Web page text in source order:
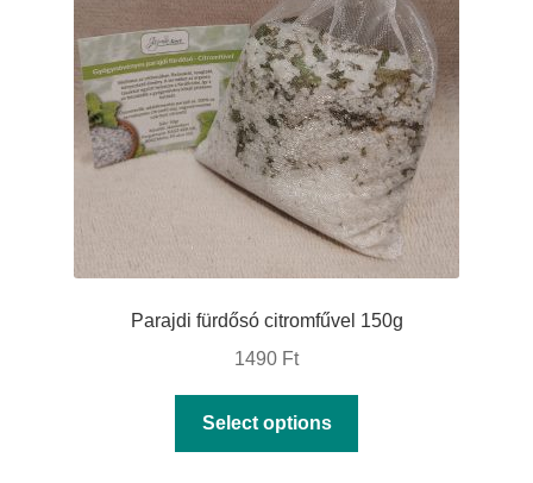
Parajdi fürdősó citromfűvel 150g
1490 Ft
Select options